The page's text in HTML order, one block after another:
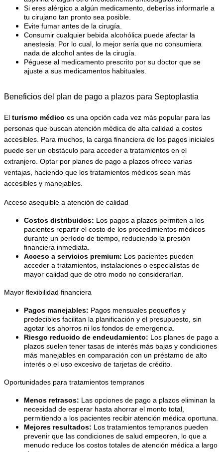
Si eres alérgico a algún medicamento, deberías informarle a
tu cirujano tan pronto sea posible.
Evite fumar antes de la cirugía.
Consumir cualquier bebida alcohólica puede afectar la
anestesia. Por lo cual, lo mejor sería que no consumiera
nada de alcohol antes de la cirugía.
Péguese al medicamento prescrito por su doctor que se
ajuste a sus medicamentos habituales.
Beneficios del plan de pago a plazos para Septoplastia
El turismo médico es una opción cada vez más popular para las
personas que buscan atención médica de alta calidad a costos
accesibles. Para muchos, la carga financiera de los pagos iniciales
puede ser un obstáculo para acceder a tratamientos en el
extranjero. Optar por planes de pago a plazos ofrece varias
ventajas, haciendo que los tratamientos médicos sean más
accesibles y manejables.
Acceso asequible a atención de calidad
Costos distribuidos: Los pagos a plazos permiten a los
pacientes repartir el costo de los procedimientos médicos
durante un período de tiempo, reduciendo la presión
financiera inmediata.
Acceso a servicios premium: Los pacientes pueden
acceder a tratamientos, instalaciones o especialistas de
mayor calidad que de otro modo no considerarían.
Mayor flexibilidad financiera
Pagos manejables: Pagos mensuales pequeños y
predecibles facilitan la planificación y el presupuesto, sin
agotar los ahorros ni los fondos de emergencia.
Riesgo reducido de endeudamiento: Los planes de pago a
plazos suelen tener tasas de interés más bajas y condiciones
más manejables en comparación con un préstamo de alto
interés o el uso excesivo de tarjetas de crédito.
Oportunidades para tratamientos tempranos
Menos retrasos: Las opciones de pago a plazos eliminan la
necesidad de esperar hasta ahorrar el monto total,
permitiendo a los pacientes recibir atención médica oportuna.
Mejores resultados: Los tratamientos tempranos pueden
prevenir que las condiciones de salud empeoren, lo que a
menudo reduce los costos totales de atención médica a largo